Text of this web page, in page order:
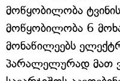
მოწყობილობა ტვინის
მოწყობილობა 6
მონაწილეებს
პარალელურად მათ